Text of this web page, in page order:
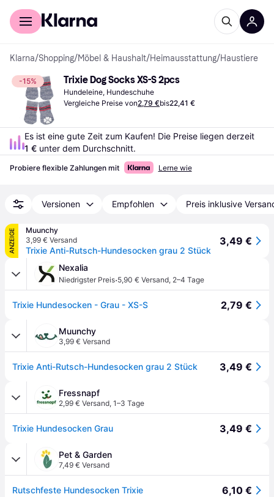
Für Shopper
Klarna/Shopping/Möbel & Haushalt/Heimausstattung/Haustiere
-15% Trixie Dog Socks XS-S 2pcs
Hundeleine, Hundeschuhe
Vergleiche Preise von2,79 €bis22,41 €
1 € unter dem Durchschnitt.
Probiere flexible Zahlungen mit Lerne wie
Versionen Empfohlen Preis inklusive
ANZEIGE
Muunchy
3,99 € Versand
Trixie Anti-Rutsch-Hundesocken grau 2 Stück
3,49 €
Nexalia
Niedrigster Preis·5,90 € Versand, 2–4 Tage
Trixie Hundesocken - Grau - XS-S 2,79 €
Muunchy
3,99 € Versand
Trixie Anti-Rutsch-Hundesocken grau 2 Stück 3,49 €
Fressnapf
2,99 € Versand, 1–3 Tage
Trixie Hundesocken Grau 3,49 €
Pet & Garden
7,49 € Versand
Rutschfeste Hundesocken Trixie 6,10 €